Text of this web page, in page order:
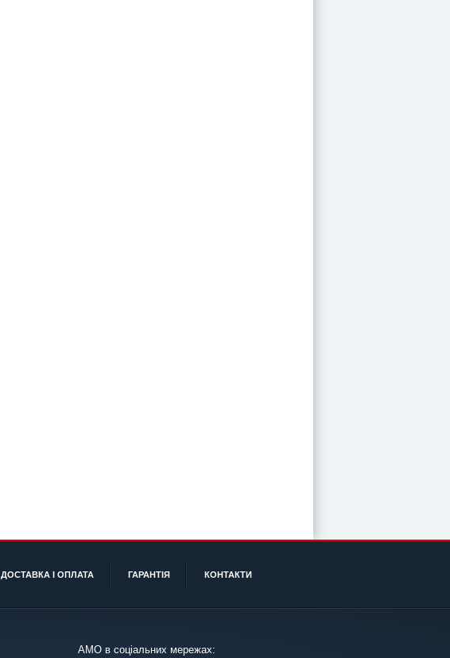
ДОСТАВКА І ОПЛАТА ГАРАНТІЯ КОНТАКТИ
АМО в соціальних мережах: